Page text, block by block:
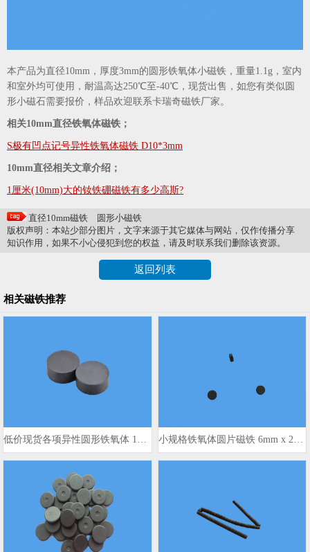
本产品为直径10mm，厚度3mm的圆形铁氧体小磁铁，重量1.1g，室内
和室外均可使用，耐温高达250℃至-40℃，现货出售，如您有类似圆
形小磁石需要报价，样品欢迎联系卡瑞奇磁铁厂家。
相关10mm直径铁氧体磁铁；
S极有凹点记号异性铁氧体磁铁 D10*3mm
10mm直径相关文章介绍；
1厘米(10mm)大的钕铁硼磁铁有多少高斯?
直径10mm磁铁
圆形小磁铁
版权声明：本站少部分图片，文字来源于其它媒体与网站，仅作传播分享
知识作用，如果不小心侵犯到您的权益，请及时联系我们删除该资源。
返回列表
相关磁铁推荐
低价现货各项异性圆形铁氧体 15x4mm 小规格铁氧体圆片磁铁 6mm x 2mm